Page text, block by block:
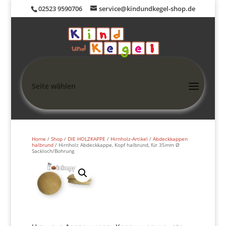
02523 9590706 service@kindundkegel-shop.de
Seite wählen
Home / Shop/ DIE HOLZKAPPE / Hirnholz-Artikel / Abdeckkappen
halbrund/ Hirnholz Abdeckkappe, Kopf halbrund, für 35mm Ø
Sackloch/Bohrung